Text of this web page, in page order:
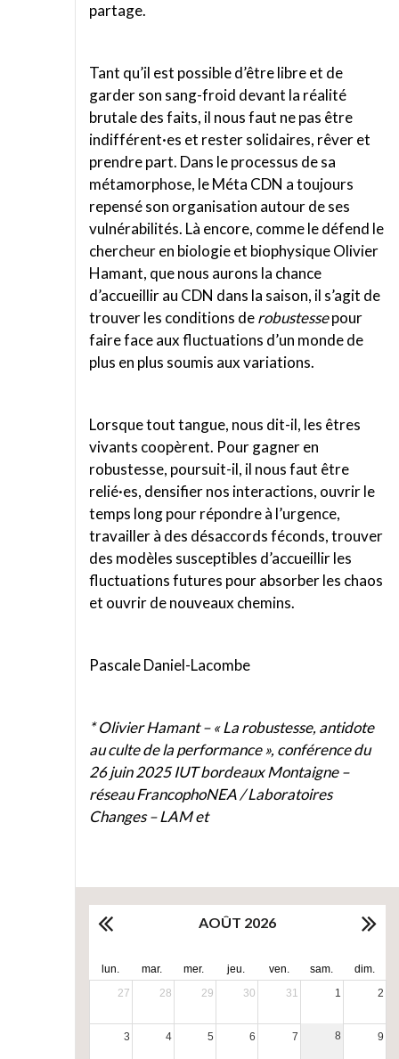
partage.
Tant qu’il est possible d’être libre et de
garder son sang-froid devant la réalité
brutale des faits, il nous faut ne pas être
indifférent·es et rester solidaires, rêver et
prendre part. Dans le processus de sa
métamorphose, le Méta CDN a toujours
repensé son organisation autour de ses
vulnérabilités. Là encore, comme le défend le
chercheur en biologie et biophysique Olivier
Hamant, que nous aurons la chance
d’accueillir au CDN dans la saison, il s’agit de
trouver les conditions derobustessepour
faire face aux fluctuations d’un monde de
plus en plus soumis aux variations.
Lorsque tout tangue, nous dit-il, les êtres
vivants coopèrent. Pour gagner en
robustesse, poursuit-il, il nous faut être
relié·es, densifier nos interactions, ouvrir le
temps long pour répondre à l’urgence,
travailler à des désaccords féconds, trouver
des modèles susceptibles d’accueillir les
fluctuations futures pour absorber les chaos
et ouvrir de nouveaux chemins.
Pascale Daniel-Lacombe
* Olivier Hamant – « La robustesse, antidote
au culte de la performance », conférence du
26 juin 2025 IUT bordeaux Montaigne –
réseau FrancophoNEA / Laboratoires
Changes – LAM et
AOÛT 2026
lun. mar. mer. jeu. ven. sam.
dim.
27
28 29 30 31 1 2
3 4 5 6 7 8 9